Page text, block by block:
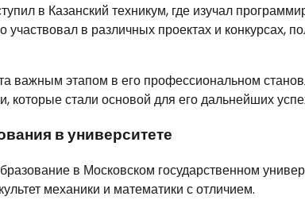
в Казанский техникум, где изучал
участвовал в различных проектах и конкурсах,
важным этапом в его профессиональном
которые стали основой для его дальнейших
в университете
в Московском государственном
механики и математики с отличием.